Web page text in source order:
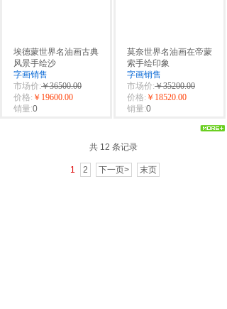
埃德蒙世界名油画古典
风景手绘沙
字画销售
市场价:￥36500.00
价格: ￥19600.00
销量:0
莫奈世界名油画在帝蒙
索手绘印象
字画销售
市场价:￥35200.00
价格: ￥18520.00
销量:0
共 12 条记录
1 2 下一页> 末页